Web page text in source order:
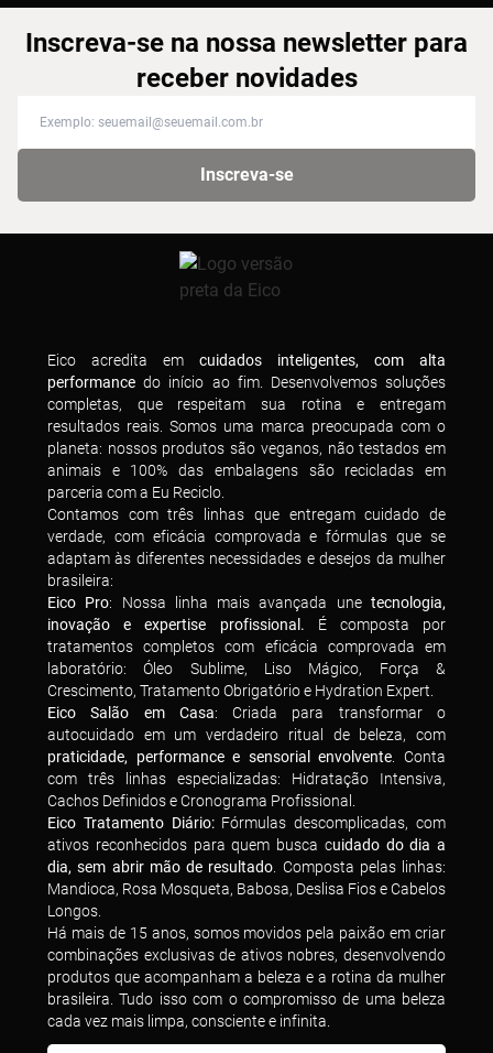
Inscreva-se na nossa newsletter para
receber novidades
Inscreva-se
Eico acredita em cuidados inteligentes, com alta
performance do início ao fim. Desenvolvemos soluções
completas, que respeitam sua rotina e entregam
resultados reais. Somos uma marca preocupada com o
planeta: nossos produtos são veganos, não testados em
animais e 100% das embalagens são recicladas em
parceria com a Eu Reciclo.
Contamos com três linhas que entregam cuidado de
verdade, com eficácia comprovada e fórmulas que se
adaptam às diferentes necessidades e desejos da mulher
brasileira:
Eico Pro: Nossa linha mais avançada unetecnologia,
inovação e expertise profissional. É composta por
tratamentos completos com eficácia comprovada em
laboratório: Óleo Sublime, Liso Mágico, Força &
Crescimento, Tratamento Obrigatório e Hydration Expert.
Eico Salão em Casa: Criada para transformar o
autocuidado em um verdadeiro ritual de beleza, com
praticidade, performance e sensorial envolvente . Conta
com três linhas especializadas: Hidratação Intensiva,
Cachos Definidos e Cronograma Profissional.
Eico Tratamento Diário:Fórmulas descomplicadas, com
ativos reconhecidos para quem busca cuidado do dia a
dia, sem abrir mão de resultado . Composta pelas linhas:
Mandioca, Rosa Mosqueta, Babosa, Deslisa Fios e Cabelos
Longos.
Há mais de 15 anos, somos movidos pela paixão em criar
combinações exclusivas de ativos nobres, desenvolvendo
produtos que acompanham a beleza e a rotina da mulher
brasileira. Tudo isso com o compromisso de uma beleza
cada vez mais limpa, consciente e infinita.